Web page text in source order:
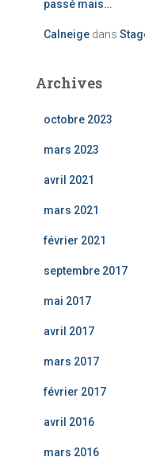
passé mais…
Calneige dans
Archives
octobre 2023
mars 2023
avril 2021
mars 2021
février 2021
septembre 2017
mai 2017
avril 2017
mars 2017
février 2017
avril 2016
mars 2016